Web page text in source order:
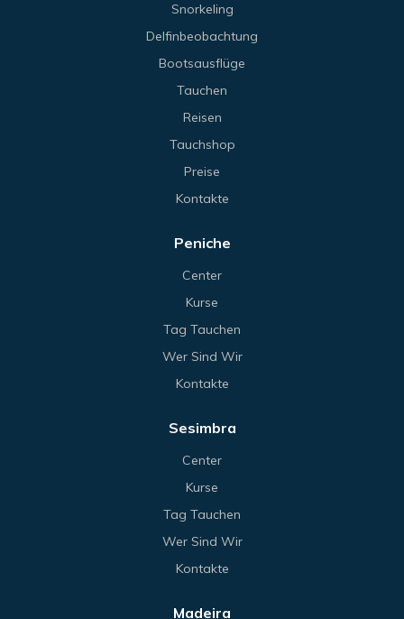
Snorkeling
Delfinbeobachtung
Bootsausflüge
Tauchen
Reisen
Tauchshop
Preise
Kontakte
Peniche
Center
Kurse
Tag Tauchen
Wer Sind Wir
Kontakte
Sesimbra
Center
Kurse
Tag Tauchen
Wer Sind Wir
Kontakte
Madeira